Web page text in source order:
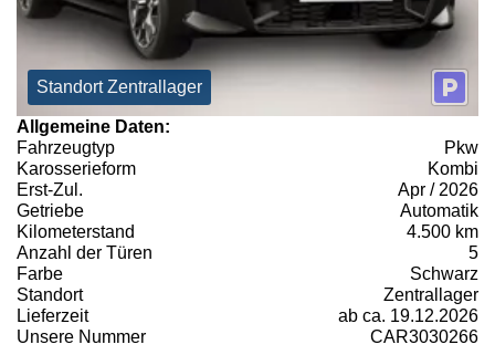
Standort Zentrallager
Allgemeine Daten:
Fahrzeugtyp
Pkw
Karosserieform
Kombi
Erst-Zul.
Apr / 2026
Getriebe
Automatik
Kilometerstand
4.500 km
Anzahl der Türen
5
Farbe
Schwarz
Standort
Zentrallager
Lieferzeit
ab ca. 19.12.2026
Unsere Nummer
CAR3030266